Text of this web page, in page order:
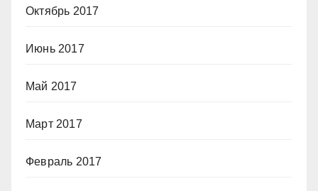
Октябрь 2017
Июнь 2017
Май 2017
Март 2017
Февраль 2017